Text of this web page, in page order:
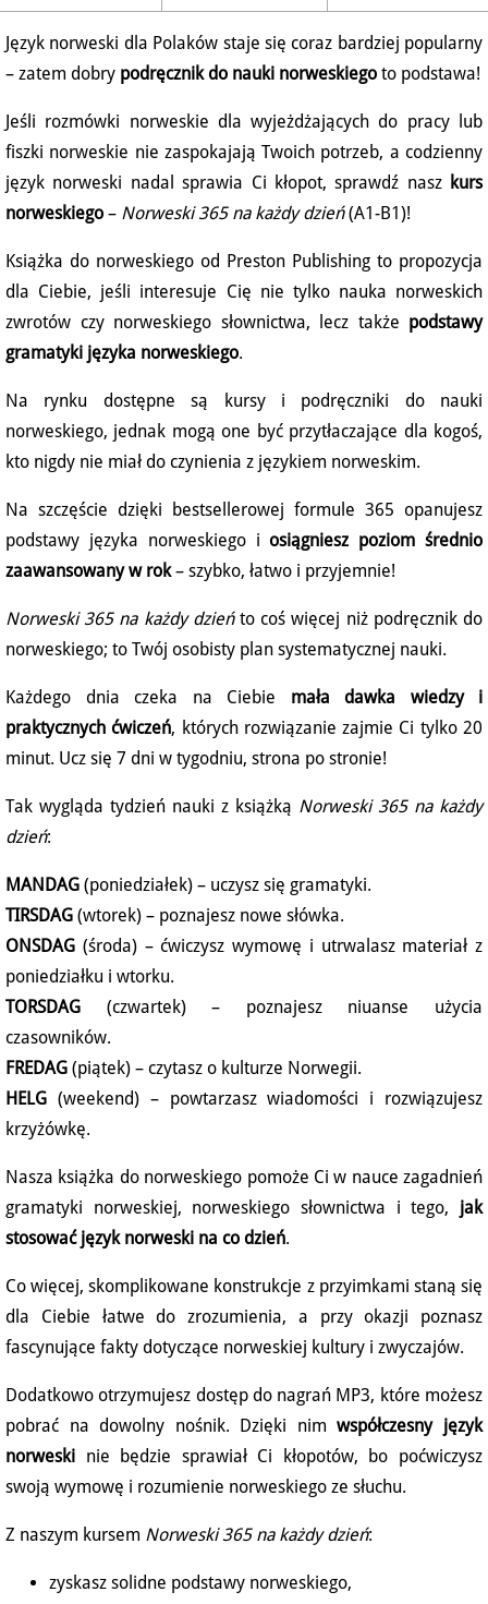
Język norweski dla Polaków staje się coraz bardziej popularny
– zatem dobry podręcznik do nauki norweskiego to podstawa!
Jeśli rozmówki norweskie dla wyjeżdżających do pracy lub
fiszki norweskie nie zaspokajają Twoich potrzeb, a codzienny
język norweski nadal sprawia Ci kłopot, sprawdź nasz kurs
norweskiego – Norweski 365 na każdy dzień(A1-B1)!
Książka do norweskiego od Preston Publishing to propozycja
dla Ciebie, jeśli interesuje Cię nie tylko nauka norweskich
zwrotów czy norweskiego słownictwa, lecz także podstawy
gramatyki języka norweskiego.
Na rynku dostępne są kursy i podręczniki do nauki
norweskiego, jednak mogą one być przytłaczające dla kogoś,
kto nigdy nie miał do czynienia z językiem norweskim.
Na szczęście dzięki bestsellerowej formule 365 opanujesz
podstawy języka norweskiego i osiągniesz poziom średnio
zaawansowany w rok– szybko, łatwo i przyjemnie!
Norweski 365 na każdy dzieńto coś więcej niż podręcznik do
norweskiego; to Twój osobisty plan systematycznej nauki.
Każdego dnia czeka na Ciebie mała dawka wiedzy i
praktycznych ćwiczeń, których rozwiązanie zajmie Ci tylko 20
minut. Ucz się 7 dni w tygodniu, strona po stronie!
Tak wygląda tydzień nauki z książką Norweski 365 na każdy
dzień:
MANDAG (poniedziałek) – uczysz się gramatyki.
TIRSDAG (wtorek) – poznajesz nowe słówka.
ONSDAG (środa) – ćwiczysz wymowę i utrwalasz materiał z
poniedziałku i wtorku.
TORSDAG (czwartek) – poznajesz niuanse użycia
czasowników.
FREDAG (piątek) – czytasz o kulturze Norwegii.
HELG (weekend) – powtarzasz wiadomości i rozwiązujesz
krzyżówkę.
Nasza książka do norweskiego pomoże Ci w nauce zagadnień
gramatyki norweskiej, norweskiego słownictwa i tego, jak
stosować język norweski na co dzień.
Co więcej, skomplikowane konstrukcje z przyimkami staną się
dla Ciebie łatwe do zrozumienia, a przy okazji poznasz
fascynujące fakty dotyczące norweskiej kultury i zwyczajów.
Dodatkowo otrzymujesz dostęp do nagrań MP3, które możesz
pobrać na dowolny nośnik. Dzięki nimwspółczesny język
norweski nie będzie sprawiał Ci kłopotów, bo poćwiczysz
swoją wymowę i rozumienie norweskiego ze słuchu.
Z naszym kursem Norweski 365 na każdy dzień:
zyskasz solidne podstawy norweskiego,